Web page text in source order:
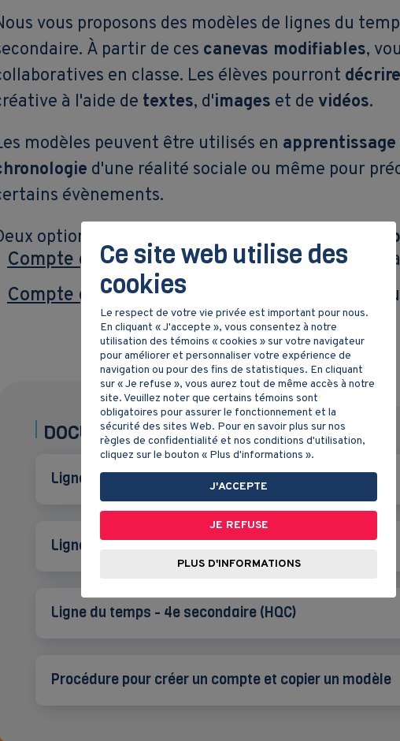
vous proposons des modèles de lignes du
À partir de ces canevas modifiables,
en classe. Les élèves pourront décrire
à l'aide de textes, d'images et de vidéos.
modèles peuvent être utilisés en apprentissage
d'une réalité sociale ou même pour
évènements.
options sont offertes pour la création de
Compte gratuit de baseavec une limite de 3
Compte gratuit « Éducation »
avec des
DOCUMENT(S) DE L'ÉLÈVE
Ligne du temps - 1er cycle du secondaire (HEC)
Ligne du temps - 3e secondaire (HQC)
Ligne du temps - 4e secondaire (HQC)
Procédure pour créer un compte et copier un modèle
Ce site web utilise des
cookies
Le respect de votre vie privée est important pour nous.
En cliquant « J'accepte », vous consentez à notre
utilisation des témoins « cookies » sur votre navigateur
pour améliorer et personnaliser votre expérience de
navigation ou pour des fins de statistiques. En cliquant
sur « Je refuse », vous aurez tout de même accès à notre
site. Veuillez noter que certains témoins sont
obligatoires pour assurer le fonctionnement et la
sécurité des sites Web. Pour en savoir plus sur nos
règles de confidentialité et nos conditions d'utilisation,
cliquez sur le bouton « Plus d'informations ».
J'ACCEPTE
JE REFUSE
PLUS D'INFORMATIONS